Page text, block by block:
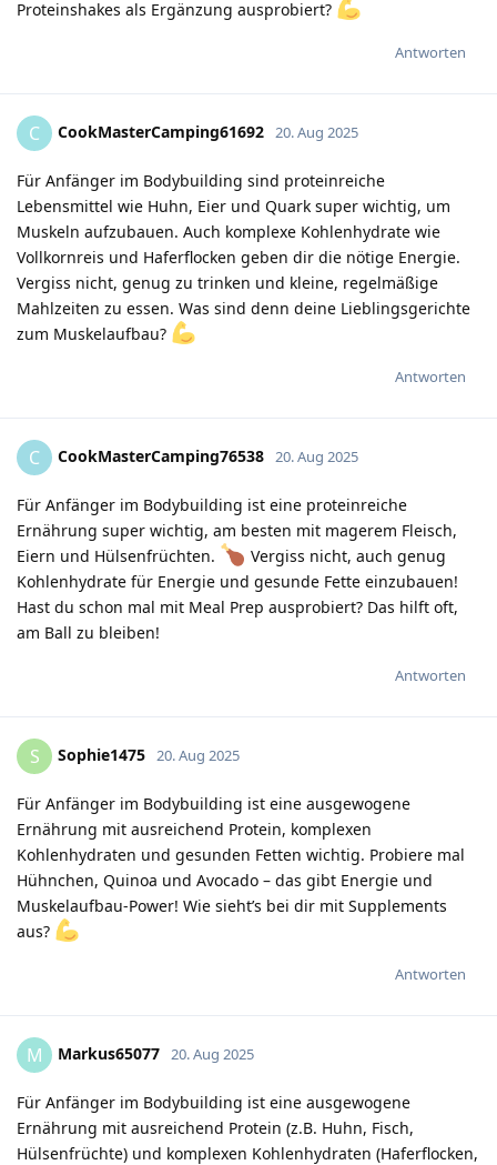
Proteinshakes als Ergänzung ausprobiert?
Antworten
C CookMasterCamping61692 20. Aug 2025
Für Anfänger im Bodybuilding sind proteinreiche
Lebensmittel wie Huhn, Eier und Quark super wichtig, um
Muskeln aufzubauen. Auch komplexe Kohlenhydrate wie
Vollkornreis und Haferflocken geben dir die nötige Energie.
Vergiss nicht, genug zu trinken und kleine, regelmäßige
Mahlzeiten zu essen. Was sind denn deine Lieblingsgerichte
zum Muskelaufbau?
Antworten
C CookMasterCamping76538 20. Aug 2025
Für Anfänger im Bodybuilding ist eine proteinreiche
Ernährung super wichtig, am besten mit magerem Fleisch,
Eiern und Hülsenfrüchten.
Vergiss nicht, auch genug
Kohlenhydrate für Energie und gesunde Fette einzubauen!
Hast du schon mal mit Meal Prep ausprobiert? Das hilft oft,
am Ball zu bleiben!
Antworten
S Sophie1475 20. Aug 2025
Für Anfänger im Bodybuilding ist eine ausgewogene
Ernährung mit ausreichend Protein, komplexen
Kohlenhydraten und gesunden Fetten wichtig. Probiere mal
Hühnchen, Quinoa und Avocado – das gibt Energie und
Muskelaufbau-Power! Wie sieht’s bei dir mit Supplements
aus?
Antworten
M Markus65077 20. Aug 2025
Für Anfänger im Bodybuilding ist eine ausgewogene
Ernährung mit ausreichend Protein (z.B. Huhn, Fisch,
Hülsenfrüchte) und komplexen Kohlenhydraten (Haferflocken,